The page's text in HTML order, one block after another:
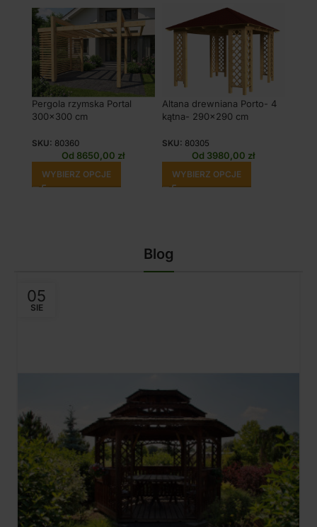
Pergola rzymska Portal
300×300 cm
SKU: 80360
Od 8650,00 zł
WYBIERZ OPCJE
Altana drewniana Porto- 4
kątna- 290×290 cm
SKU: 80305
Od 3980,00 zł
WYBIERZ OPCJE
Blog
05
SIE